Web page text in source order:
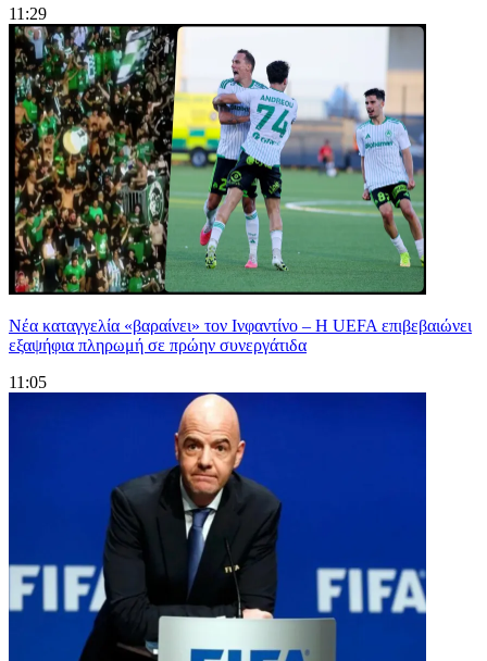
11:29
Νέα καταγγελία «βαραίνει» τον Ινφαντίνο – Η UEFA επιβεβαιώνει
εξαψήφια πληρωμή σε πρώην συνεργάτιδα
11:05